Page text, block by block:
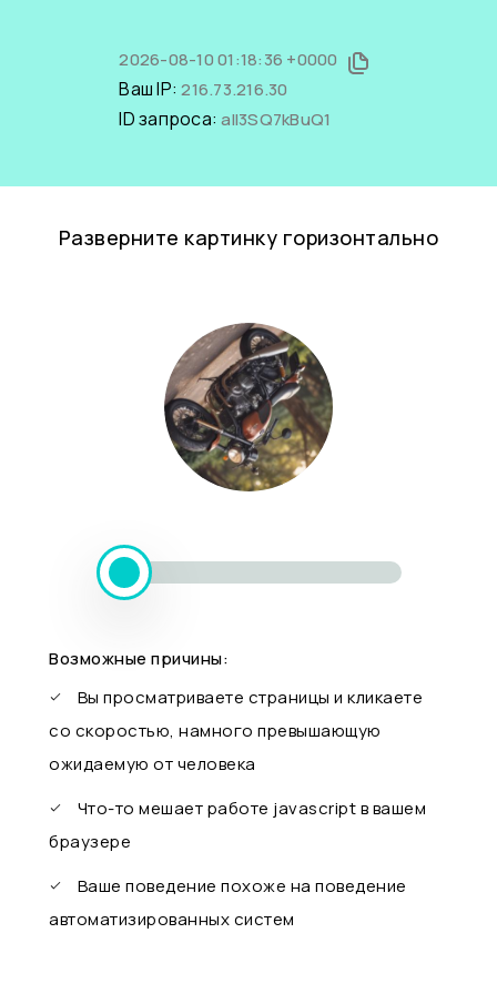
2026-08-10 01:18:36 +0000
Ваш IP:216.73.216.30
ID запроса:aII3SQ7kBuQ1
Разверните картинку горизонтально
Возможные причины:
Вы просматриваете страницы и кликаете
со скоростью, намного превышающую
ожидаемую от человека
Что-то мешает работе javascript в вашем
браузере
Ваше поведение похоже на поведение
автоматизированных систем